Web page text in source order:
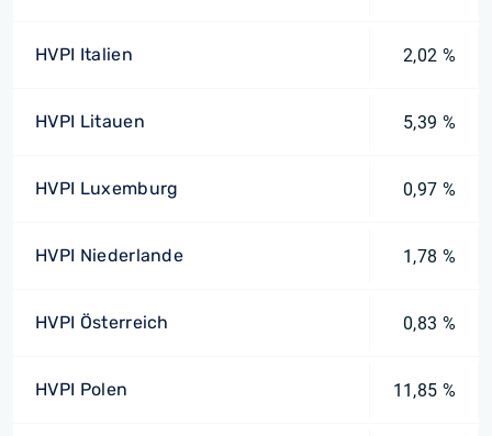
HVPI Italien 2,02 %
HVPI Litauen 5,39 %
HVPI Luxemburg 0,97 %
HVPI Niederlande 1,78 %
HVPI Österreich 0,83 %
HVPI Polen 11,85 %